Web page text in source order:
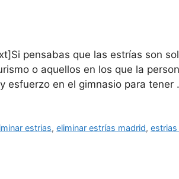
pensabas que las estrías son
o aquellos en los que la
esfuerzo en el gimnasio para tener
estrias,eliminar estrías madrid,